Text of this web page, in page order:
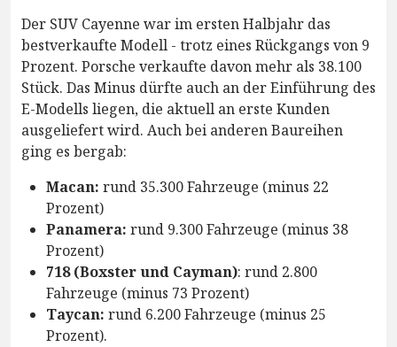
Der SUV Cayenne war im ersten Halbjahr das
bestverkaufte Modell - trotz eines Rückgangs von 9
Prozent. Porsche verkaufte davon mehr als 38.100
Stück. Das Minus dürfte auch an der Einführung des
E-Modells liegen, die aktuell an erste Kunden
ausgeliefert wird. Auch bei anderen Baureihen
ging es bergab:
Macan: rund 35.300 Fahrzeuge (minus 22
Prozent)
Panamera: rund 9.300 Fahrzeuge (minus 38
Prozent)
718 (Boxster und Cayman): rund 2.800
Fahrzeuge (minus 73 Prozent)
Taycan: rund 6.200 Fahrzeuge (minus 25
Prozent).